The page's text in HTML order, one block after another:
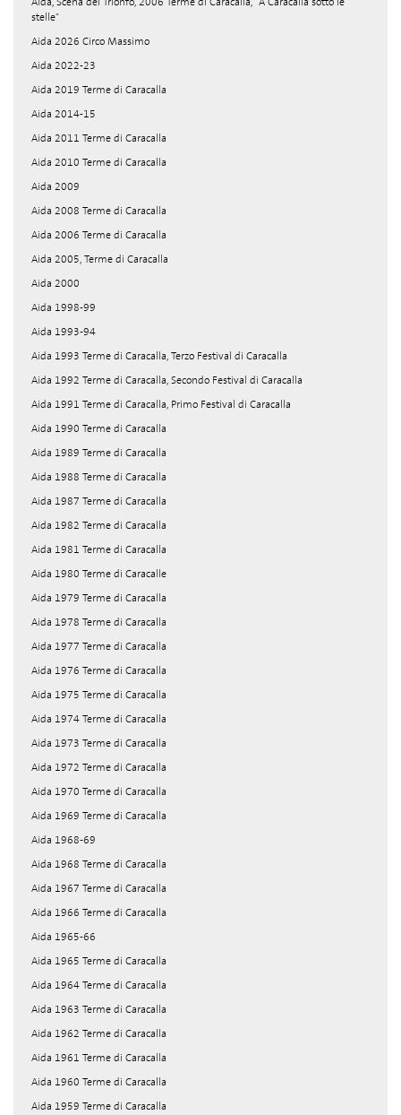
stelle"
Aida 2026 Circo Massimo
Aida 2022-23
Aida 2019 Terme di Caracalla
Aida 2014-15
Aida 2011 Terme di Caracalla
Aida 2010 Terme di Caracalla
Aida 2009
Aida 2008 Terme di Caracalla
Aida 2006 Terme di Caracalla
Aida 2005, Terme di Caracalla
Aida 2000
Aida 1998-99
Aida 1993-94
Aida 1993 Terme di Caracalla, Terzo Festival di Caracalla
Aida 1992 Terme di Caracalla, Secondo Festival di Caracalla
Aida 1991 Terme di Caracalla, Primo Festival di Caracalla
Aida 1990 Terme di Caracalla
Aida 1989 Terme di Caracalla
Aida 1988 Terme di Caracalla
Aida 1987 Terme di Caracalla
Aida 1982 Terme di Caracalla
Aida 1981 Terme di Caracalla
Aida 1980 Terme di Caracalle
Aida 1979 Terme di Caracalla
Aida 1978 Terme di Caracalla
Aida 1977 Terme di Caracalla
Aida 1976 Terme di Caracalla
Aida 1975 Terme di Caracalla
Aida 1974 Terme di Caracalla
Aida 1973 Terme di Caracalla
Aida 1972 Terme di Caracalla
Aida 1970 Terme di Caracalla
Aida 1969 Terme di Caracalla
Aida 1968-69
Aida 1968 Terme di Caracalla
Aida 1967 Terme di Caracalla
Aida 1966 Terme di Caracalla
Aida 1965-66
Aida 1965 Terme di Caracalla
Aida 1964 Terme di Caracalla
Aida 1963 Terme di Caracalla
Aida 1962 Terme di Caracalla
Aida 1961 Terme di Caracalla
Aida 1960 Terme di Caracalla
Aida 1959 Terme di Caracalla